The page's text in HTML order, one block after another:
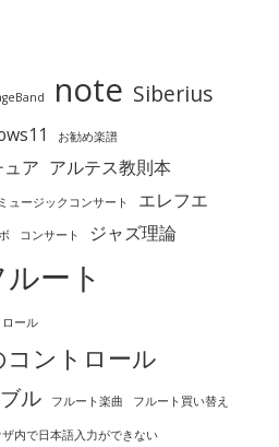
note Siberius
お勧め楽譜
ア アルテス教則本
ュージックコンサート エレフエ
コンサート ジャズ理論
ルート
ール
ントロール
ル フルート楽曲 フルート買い替え
ザ内で日本語入力ができない